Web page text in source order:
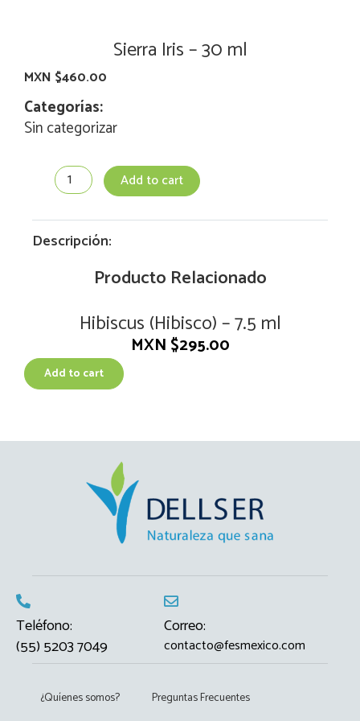
Sierra Iris – 30 ml
MXN $460.00
Categorías:
Sin categorizar
30
ml
Add to cart
Descripción:
Producto Relacionado
Hibiscus (Hibisco) – 7.5 ml
MXN $295.00
Add to cart
Teléfono:
(55) 5203 7049
Correo:
contacto@fesmexico.com
¿Quíenes somos? Preguntas Frecuentes